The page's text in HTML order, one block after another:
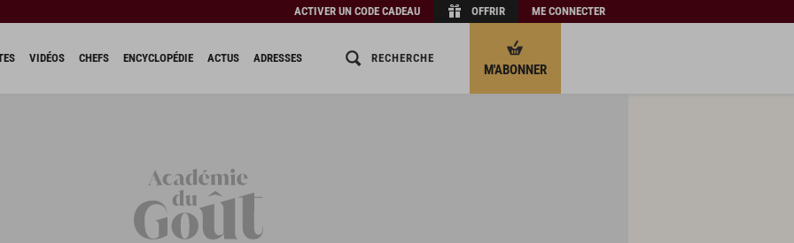
ACTIVER UN CODE CADEAU OFFRIR ME CONNECTER
VIDÉOS CHEFS ENCYCLOPÉDIE ACTUS ADRESSES RECHERCHE
M'ABONNER